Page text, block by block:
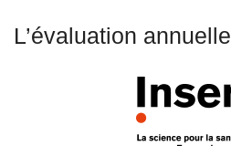
L’évaluation